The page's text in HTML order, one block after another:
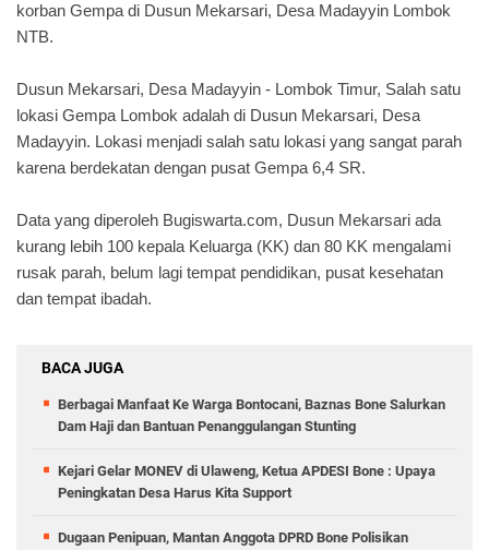
korban Gempa di Dusun Mekarsari, Desa Madayyin Lombok
NTB.
Dusun Mekarsari, Desa Madayyin - Lombok Timur, Salah satu
lokasi Gempa Lombok adalah di Dusun Mekarsari, Desa
Madayyin. Lokasi menjadi salah satu lokasi yang sangat parah
karena berdekatan dengan pusat Gempa 6,4 SR.
Data yang diperoleh Bugiswarta.com, Dusun Mekarsari ada
kurang lebih 100 kepala Keluarga (KK) dan 80 KK mengalami
rusak parah, belum lagi tempat pendidikan, pusat kesehatan
dan tempat ibadah.
BACA JUGA
Berbagai Manfaat Ke Warga Bontocani, Baznas Bone Salurkan
Dam Haji dan Bantuan Penanggulangan Stunting
Kejari Gelar MONEV di Ulaweng, Ketua APDESI Bone : Upaya
Peningkatan Desa Harus Kita Support
Dugaan Penipuan, Mantan Anggota DPRD Bone Polisikan